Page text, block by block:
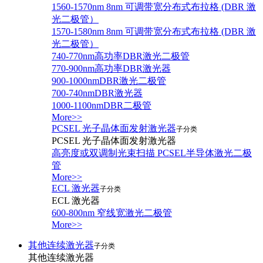
1560-1570nm 8nm 可调带宽分布式布拉格 (DBR 激
光二极管）
1570-1580nm 8nm 可调带宽分布式布拉格 (DBR 激
光二极管）
740-770nm高功率DBR激光二极管
770-900nm高功率DBR激光器
900-1000nmDBR激光二极管
700-740nmDBR激光器
1000-1100nmDBR二极管
More>>
PCSEL 光子晶体面发射激光器子分类
PCSEL 光子晶体面发射激光器
高亮度或双调制光束扫描 PCSEL半导体激光二极
管
More>>
ECL 激光器子分类
ECL 激光器
600-800nm 窄线宽激光二极管
More>>
其他连续激光器子分类
其他连续激光器